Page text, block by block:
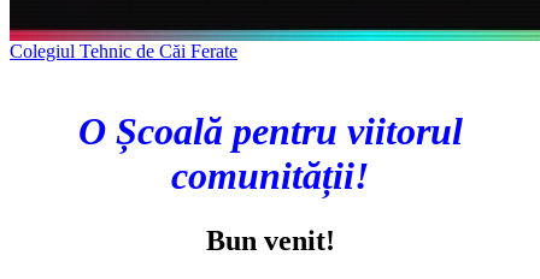
Colegiul Tehnic de Căi Ferate
O Școală pentru viitorul
comunității!
Bun venit!